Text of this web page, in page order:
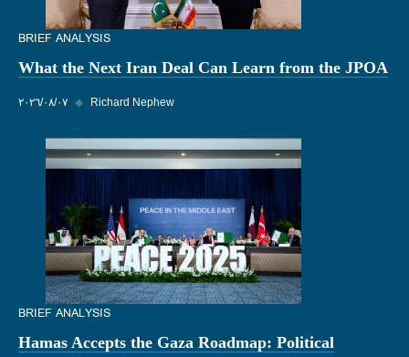
BRIEF ANALYSIS
What the Next Iran Deal Can Learn from the JPOA
٠٧‏/٠٨‏/٢٠٢٦ ◆ Richard Nephew
BRIEF ANALYSIS
Hamas Accepts the Gaza Roadmap: Political